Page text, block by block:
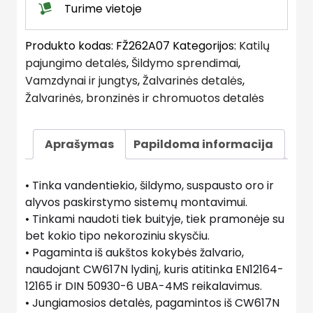
Turime vietoje
Produkto kodas: FŽ262A07 Kategorijos: Katilų
pajungimo detalės, Šildymo sprendimai,
Vamzdynai ir jungtys,Žalvarinės detalės,
Žalvarinės, bronzinės ir chromuotos detalės
Aprašymas Papildoma informacija
• Tinka vandentiekio, šildymo, suspausto oro ir
alyvos paskirstymo sistemų montavimui.
• Tinkami naudoti tiek buityje, tiek pramonėje su
bet kokio tipo nekoroziniu skysčiu.
• Pagaminta iš aukštos kokybės žalvario,
naudojant CW617N lydinį, kuris atitinka EN12164-
12165 ir DIN 50930-6 UBA-4MS reikalavimus.
• Jungiamosios detalės, pagamintos iš CW617N